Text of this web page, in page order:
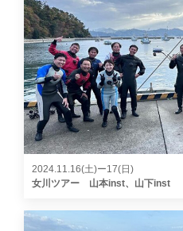
2024.11.16(土)ー17(日)
女川ツアー 山本inst、山下inst